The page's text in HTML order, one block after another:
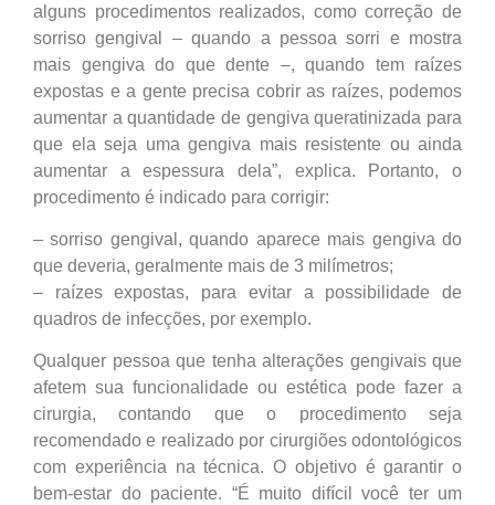
alguns procedimentos realizados, como correção de
sorriso gengival – quando a pessoa sorri e mostra
mais gengiva do que dente –, quando tem raízes
expostas e a gente precisa cobrir as raízes, podemos
aumentar a quantidade de gengiva queratinizada para
que ela seja uma gengiva mais resistente ou ainda
aumentar a espessura dela”, explica. Portanto, o
procedimento é indicado para corrigir:
– sorriso gengival, quando aparece mais gengiva do
que deveria, geralmente mais de 3 milímetros;
– raízes expostas, para evitar a possibilidade de
quadros de infecções, por exemplo.
Qualquer pessoa que tenha alterações gengivais que
afetem sua funcionalidade ou estética pode fazer a
cirurgia, contando que o procedimento seja
recomendado e realizado por cirurgiões odontológicos
com experiência na técnica. O objetivo é garantir o
bem-estar do paciente. “É muito difícil você ter um